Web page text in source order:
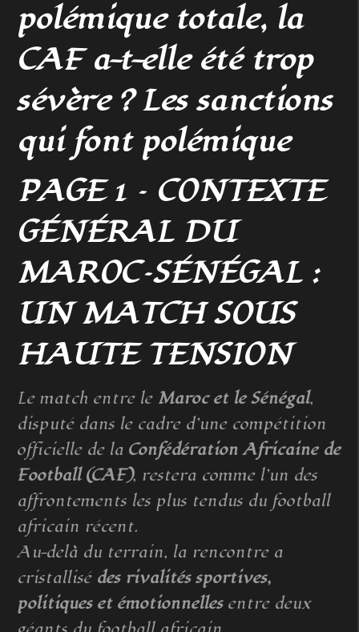
polémique totale, la
CAF a-t-elle été trop
sévère ? Les sanctions
qui font polémique
PAGE 1 – CONTEXTE
GÉNÉRAL DU
MAROC–SÉNÉGAL :
UN MATCH SOUS
HAUTE TENSION
Le match entre le Maroc et le Sénégal,
disputé dans le cadre d’une compétition
officielle de la Confédération Africaine de
Football (CAF), restera comme l’un des
affrontements les plus tendus du football
africain récent.
Au-delà du terrain, la rencontre a
cristallisé des rivalités sportives,
politiques et émotionnellesentre deux